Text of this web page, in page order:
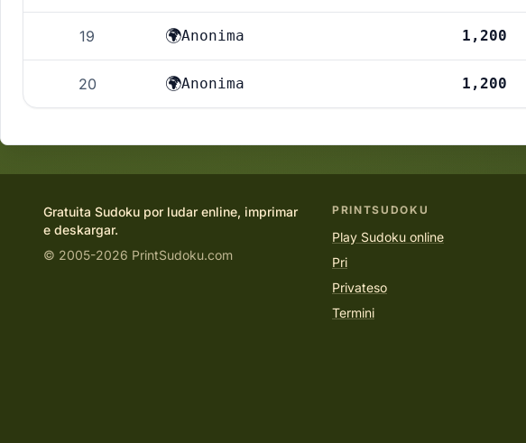
19 🌍Anonima 1,200
20 🌍Anonima 1,200
Gratuita Sudoku por ludar enline, imprimar
e deskargar.
© 2005-2026 PrintSudoku.com
PRINTSUDOKU
Play Sudoku online
Pri
Privateso
Termini